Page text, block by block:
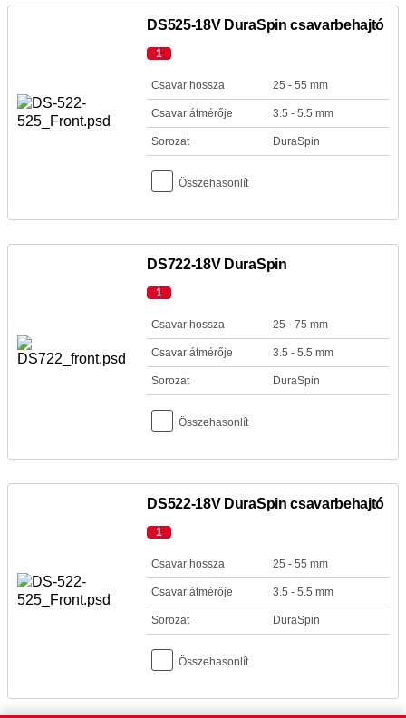
DS525-18V DuraSpin csavarbehajtó
1
Csavar hossza 25 - 55 mm
Csavar átmérője 3.5 - 5.5 mm
Sorozat DuraSpin
Összehasonlít
DS722-18V DuraSpin
1
Csavar hossza 25 - 75 mm
Csavar átmérője 3.5 - 5.5 mm
Sorozat DuraSpin
Összehasonlít
DS522-18V DuraSpin csavarbehajtó
1
Csavar hossza 25 - 55 mm
Csavar átmérője 3.5 - 5.5 mm
Sorozat DuraSpin
Összehasonlít